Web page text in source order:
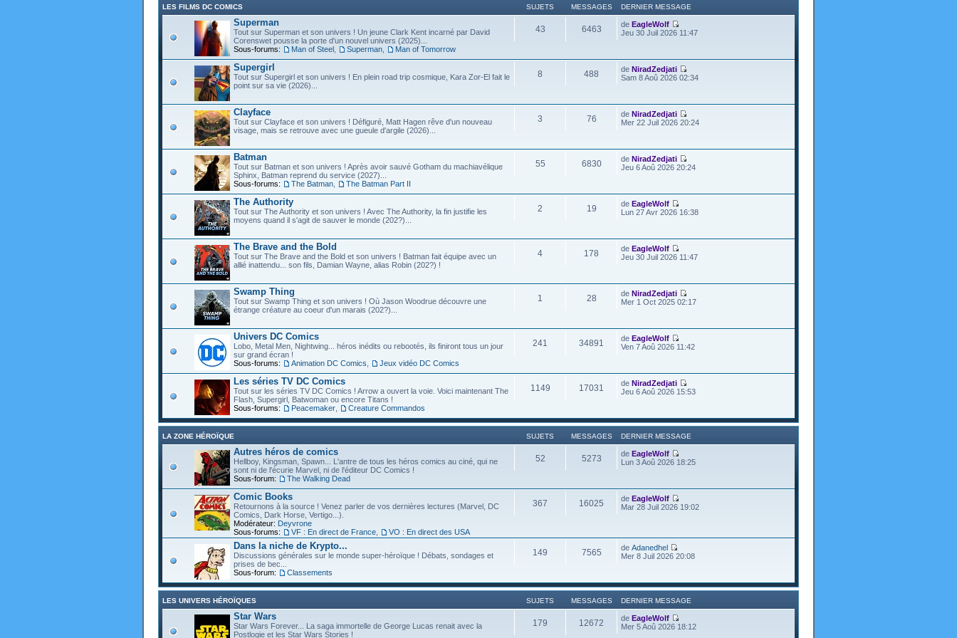
LES FILMS DC COMICS SUJETS MESSAGES DERNIER MESSAGE
Superman
Tout sur Superman et son univers ! Un jeune Clark Kent incarné par David
Corenswet pousse la porte d'un nouvel univers (2025)...
Sous-forums:
Man of Steel Superman Man of Tomorrow
43 6463 deEagleWolf
Jeu 30 Juil 2026 11:47
Supergirl
Tout sur Supergirl et son univers ! En plein road trip cosmique, Kara Zor-El fait le
point sur sa vie (2026)...
8 488 deNiradZedjati
Sam 8 Aoû 2026 02:34
Clayface
Tout sur Clayface et son univers ! Défiguré, Matt Hagen rêve d'un nouveau
visage, mais se retrouve avec une gueule d'argile (2026)...
3 76 deNiradZedjati
Mer 22 Juil 2026 20:24
Batman
Tout sur Batman et son univers ! Après avoir sauvé Gotham du machiavélique
Sphinx, Batman reprend du service (2027)...
Sous-forums:
The Batman The Batman Part II
55 6830 deNiradZedjati
Jeu 6 Aoû 2026 20:24
The Authority
Tout sur The Authority et son univers ! Avec The Authority, la fin justifie les
moyens quand il s'agit de sauver le monde (202?)...
2 19 deEagleWolf
Lun 27 Avr 2026 16:38
The Brave and the Bold
Tout sur The Brave and the Bold et son univers ! Batman fait équipe avec un
allié inattendu... son fils, Damian Wayne, alias Robin (202?) !
4 178 deEagleWolf
Jeu 30 Juil 2026 11:47
Swamp Thing
Tout sur Swamp Thing et son univers ! Où Jason Woodrue découvre une
étrange créature au coeur d'un marais (202?)...
1 28 deNiradZedjati
Mer 1 Oct 2025 02:17
Univers DC Comics
Lobo, Metal Men, Nightwing... héros inédits ou rebootés, ils finiront tous un jour
sur grand écran !
Sous-forums:
Animation DC Comics Jeux vidéo DC Comics
241 34891 deEagleWolf
Ven 7 Aoû 2026 11:42
Les séries TV DC Comics
Tout sur les séries TV DC Comics ! Arrow a ouvert la voie. Voici maintenant The
Flash, Supergirl, Batwoman ou encore Titans !
Sous-forums:
Peacemaker Creature Commandos
1149 17031 deNiradZedjati
Jeu 6 Aoû 2026 15:53
LA ZONE HÉROÏQUE SUJETS MESSAGES DERNIER MESSAGE
Autres héros de comics
Hellboy, Kingsman, Spawn... L'antre de tous les héros comics au ciné, qui ne
sont ni de l'écurie Marvel, ni de l'éditeur DC Comics !
Sous-forum:
The Walking Dead
52 5273 deEagleWolf
Lun 3 Aoû 2026 18:25
Comic Books
Retournons à la source ! Venez parler de vos dernières lectures (Marvel, DC
Comics, Dark Horse, Vertigo...).
Modérateur: Deyvrone
Sous-forums:
VF : En direct de France VO : En direct des USA
367 16025 deEagleWolf
Mar 28 Juil 2026 19:02
Dans la niche de Krypto...
Discussions générales sur le monde super-héroïque ! Débats, sondages et
prises de bec...
Sous-forum:
Classements
149 7565 deAdanedhel
Mer 8 Juil 2026 20:08
LES UNIVERS HÉROÏQUES SUJETS MESSAGES DERNIER MESSAGE
Star Wars
Star Wars Forever... La saga immortelle de George Lucas renait avec la
Postlogie et les Star Wars Stories !
179 12672 deEagleWolf
Mer 5 Aoû 2026 18:12